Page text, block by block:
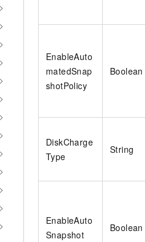
EnableAuto
matedSnap
shotPolicy
Boolean
DiskCharge
Type
String
EnableAuto
Snapshot
Boolean